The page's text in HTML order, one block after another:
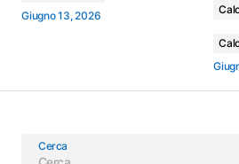
Giugno 13, 2026
Cerca